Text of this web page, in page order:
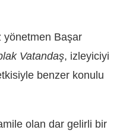
yönetmen Başar
Vatandaş, izleyiciyi
benzer konulu
olan dar gelirli bir